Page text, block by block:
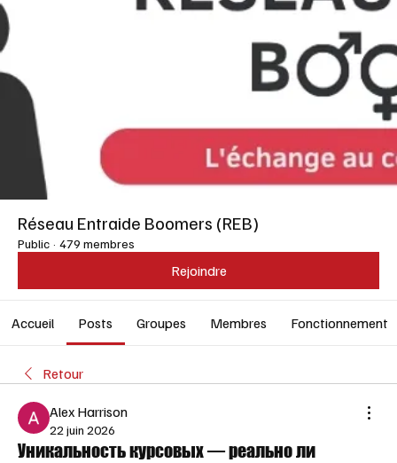
Réseau Entraide Boomers (REB)
Public · 479 membres
Rejoindre
Accueil Posts Groupes Membres Fonctionnement
Retour
Alex Harrison
22 juin 2026
Уникальность курсовых — реально ли